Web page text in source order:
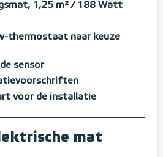
1,25 m²/ 188 Watt
thermostaat naar keuze
sensor
voor de installatie
mat